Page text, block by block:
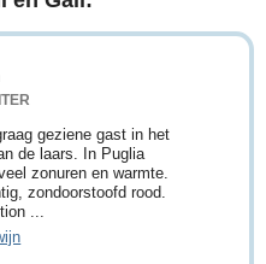
geziene gast in het
de laars. In Puglia
zonuren en warmte.
zondoorstoofd rood.
...